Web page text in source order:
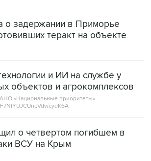
о задержании в Приморье
теракт на объекте
и ИИ на службе у
объектов и агрокомплексов
«Национальные приоритеты».
о четвертом погибшем в
ВСУ на Крым